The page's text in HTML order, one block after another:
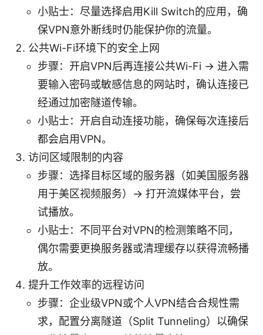
小贴士：尽量选择启用Kill Switch的应用，确
保VPN意外断线时仍能保护你的流量。
公共Wi-Fi环境下的安全上网
步骤：开启VPN后再连接公共Wi-Fi → 进入需
要输入密码或敏感信息的网站时，确认连接已
经通过加密隧道传输。
小贴士：开启自动连接功能，确保每次连接后
都会启用VPN。
访问区域限制的内容
步骤：选择目标区域的服务器（如美国服务器
用于美区视频服务）→ 打开流媒体平台，尝
试播放。
小贴士：不同平台对VPN的检测策略不同，
偶尔需要更换服务器或清理缓存以获得流畅播
放。
提升工作效率的远程访问
步骤：企业级VPN或个人VPN结合合规性需
求，配置分离隧道（Split Tunneling）以确保